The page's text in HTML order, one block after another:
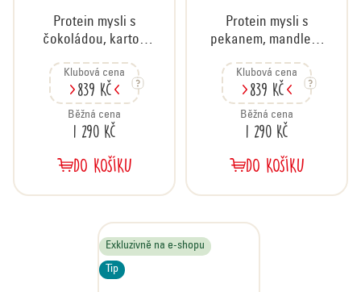
Protein mysli s
čokoládou, karton
Klubová cena
839 Kč
Běžná cena
1 290 Kč
DO KOŠÍKU
Protein mysli s
pekanem, mandlemi
12x500g
Klubová cena
839 Kč
Běžná cena
1 290 Kč
DO KOŠÍKU
Tip
Exkluzivně na e-shopu